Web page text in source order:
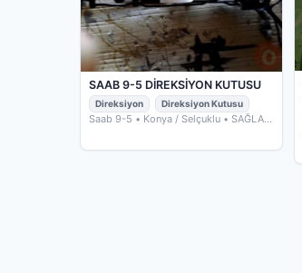
SAAB 9-5 DİREKSİYON KUTUSU
Direksiyon Direksiyon Kutusu
Saab 9-5 • Konya / Selçuklu • SAĞLAM